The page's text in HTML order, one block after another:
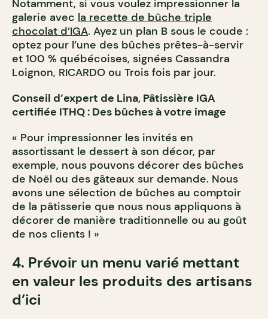
Notamment, si vous voulez impressionner la
galerie avec la recette de bûche triple
chocolat d’IGA. Ayez un plan B sous le coude :
optez pour l’une des bûches prêtes-à-servir
et 100 % québécoises, signées Cassandra
Loignon, RICARDO ou Trois fois par jour.
Conseil d’expert de Lina, Pâtissière IGA
certifiée ITHQ : Des bûches à votre image
« Pour impressionner les invités en
assortissant le dessert à son décor, par
exemple, nous pouvons décorer des bûches
de Noël ou des gâteaux sur demande. Nous
avons une sélection de bûches au comptoir
de la pâtisserie que nous nous appliquons à
décorer de manière traditionnelle ou au goût
de nos clients ! »
4. Prévoir un menu varié mettant
en valeur les produits des artisans
d’ici